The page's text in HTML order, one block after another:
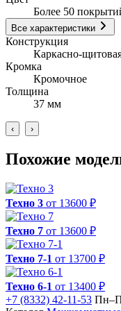
Более 50
Все характеристики
Конструкция
Каркасно-
Кромка
Кромочное
Толщина
37 мм
‹ ›
Похожие
Техно 3 от 13600 ₽
Техно 7 от 13600 ₽
Техно 7-1 от 13700 ₽
Техно 6-1 от 13400 ₽
+7 (8332) 42-11-53